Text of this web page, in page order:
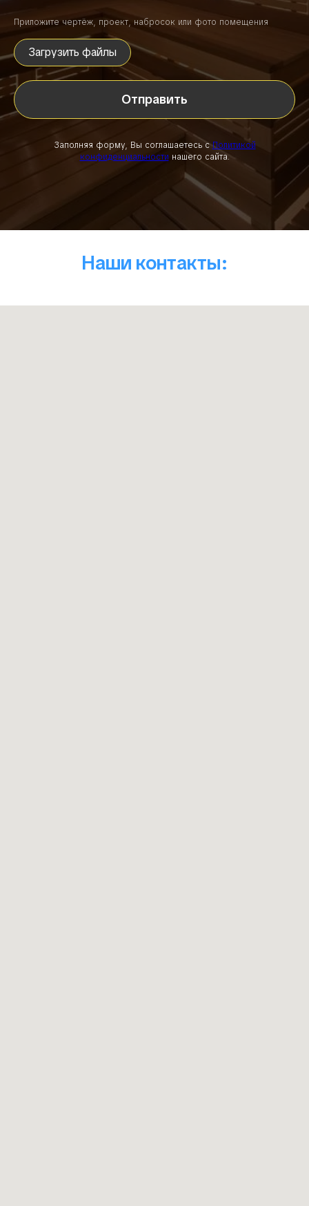
Приложите чертёж, проект, набросок или фото помещения
Загрузить файлы
Отправить
Заполняя форму, Вы соглашаетесь сПолитикой
конфиденциальности нашего сайта.
Наши контакты: